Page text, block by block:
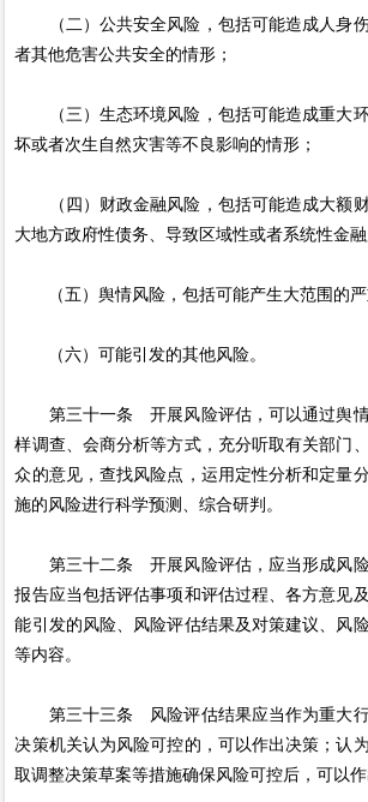
（二）公共安全风险，包括可能造成人身
者其他危害公共安全的情形；
（三）生态环境风险，包括可能造成重大
坏或者次生自然灾害等不良影响的情形；
（四）财政金融风险，包括可能造成大额
大地方政府性债务、导致区域性或者系统性金融
（五）舆情风险，包括可能产生大范围的严
（六）可能引发的其他风险。
第三十一条 开展风险评估，可以通过舆情
样调查、会商分析等方式，充分听取有关部门
众的意见，查找风险点，运用定性分析和定量
施的风险进行科学预测、综合研判。
第三十二条 开展风险评估，应当形成风险
报告应当包括评估事项和评估过程、各方意见
能引发的风险、风险评估结果及对策建议、风
等内容。
第三十三条 风险评估结果应当作为重大行
决策机关认为风险可控的，可以作出决策；认
取调整决策草案等措施确保风险可控后，可以作